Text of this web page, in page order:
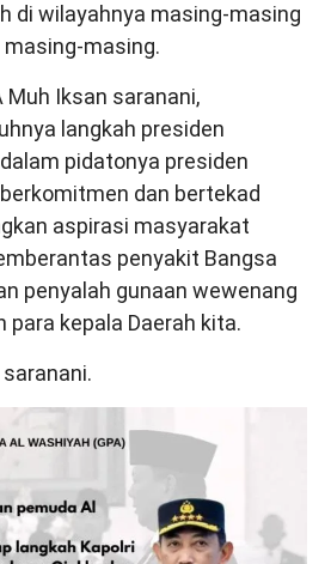
di wilayahnya masing-masing
masing-masing.
Muh Iksan saranani,
langkah presiden
pidatonya presiden
dan bertekad
aspirasi masyarakat
penyakit Bangsa
penyalah gunaan wewenang
para kepala Daerah kita.